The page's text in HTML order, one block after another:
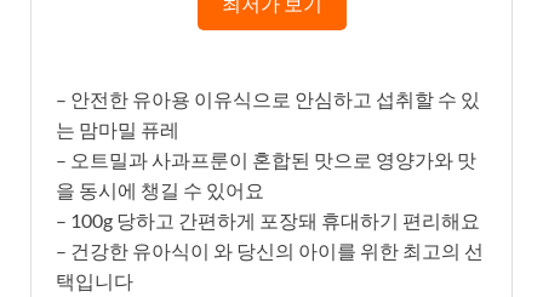
– 안전한 유아용 이유식으로 안심하고 섭취할 수 있
는 맘마밀 퓨레
– 오트밀과 사과프룬이 혼합된 맛으로 영양가와 맛
을 동시에 챙길 수 있어요
– 100g 당하고 간편하게 포장돼 휴대하기 편리해요
– 건강한 유아식이 와 당신의 아이를 위한 최고의 선
택입니다